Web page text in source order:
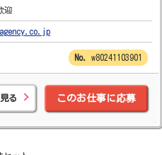
迎
w80241103901
る このお仕事に応募